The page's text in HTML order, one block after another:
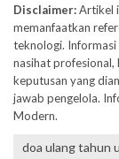
Disclaimer:Artikel
memanfaatkan
teknologi.
nasihat profesional,
keputusan yang
jawab pengelola.
Modern.
doa ulang tahun